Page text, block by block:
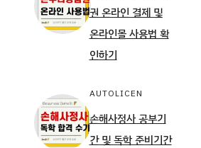
권 온라인 결제 및
온라인몰 사용법 확
인하기
AUTOLICEN
손해사정사 공부기
간 및 독학 준비기간